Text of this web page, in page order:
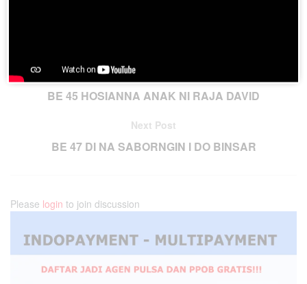
Previous Post
BE 45 HOSIANNA ANAK NI RAJA DAVID
Next Post
BE 47 DI NA SABORNGIN I DO BINSAR
Please login to join discussion